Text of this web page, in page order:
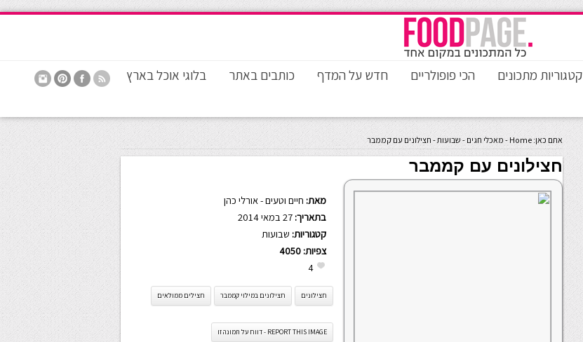
קטגוריות מתכונים הכי פופולריים חדש על המדף כותבים באתר בלוגי אוכל בארץ
אתם כאן: Home
- מאכלי חגים-שבועות- חצילונים עם קממבר
חצילונים עם קממבר
מאת: חיים וטעים - אורלי כהן
בתאריך:
קטגוריות: שבועות
צפיות: 4050
4
חצילונים חצילונים במילוי קממבר חצילים ממולאים
REPORT THIS IMAGE - דווח על תמונה זו